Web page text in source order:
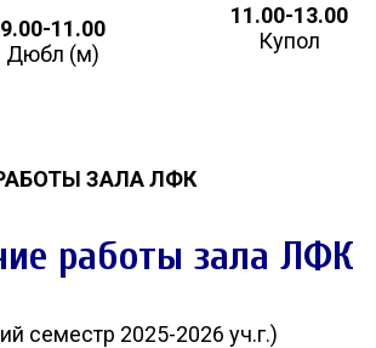
9.00-11.00
Дюбл (м)
11.00-13.00
Купол
ЗАЛА ЛФК
работы зала ЛФК
семестр 2025-2026 уч.г.)